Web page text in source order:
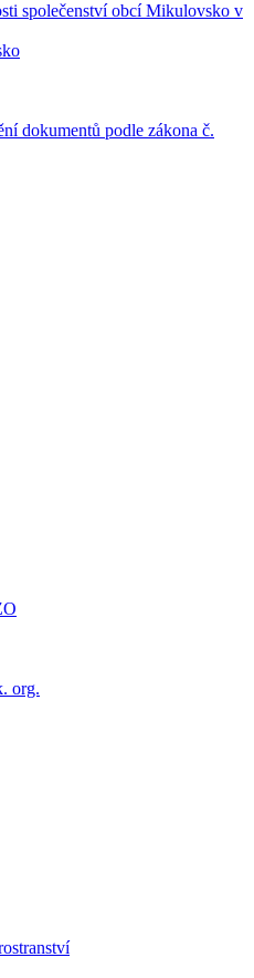
společenství obcí Mikulovsko v
dokumentů podle zákona č.
org.